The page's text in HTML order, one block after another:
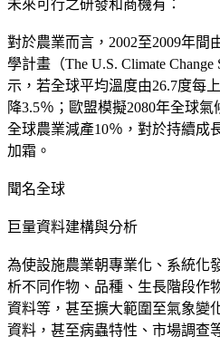
未來可行之研發和商機有：
對於農業而言，2002至2009年間
學計畫（The U.S. Climate Change
示，若全球平均溫度由26.7度每
降3.5％；歐盟模擬2080年全球
全球農業減產10％，對於持續成
加霜。
聞名全球
巨量資料建構與分析
為使設施農業朝專業化、系統化
析不同作物、品種、生長階段作
資料等，甚至擴大範圍至氣象變
資料，甚至病蟲特性、市場調查